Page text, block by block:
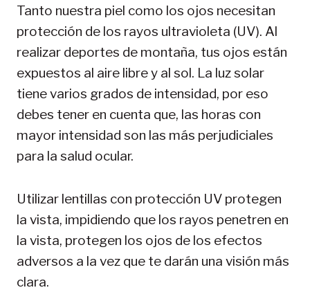
Tanto nuestra piel como los ojos necesitan
protección de los rayos ultravioleta (UV). Al
realizar deportes de montaña, tus ojos están
expuestos al aire libre y al sol. La luz solar
tiene varios grados de intensidad, por eso
debes tener en cuenta que, las horas con
mayor intensidad son las más perjudiciales
para la salud ocular.
Utilizar lentillas con protección UV protegen
la vista, impidiendo que los rayos penetren en
la vista, protegen los ojos de los efectos
adversos a la vez que te darán una visión más
clara.